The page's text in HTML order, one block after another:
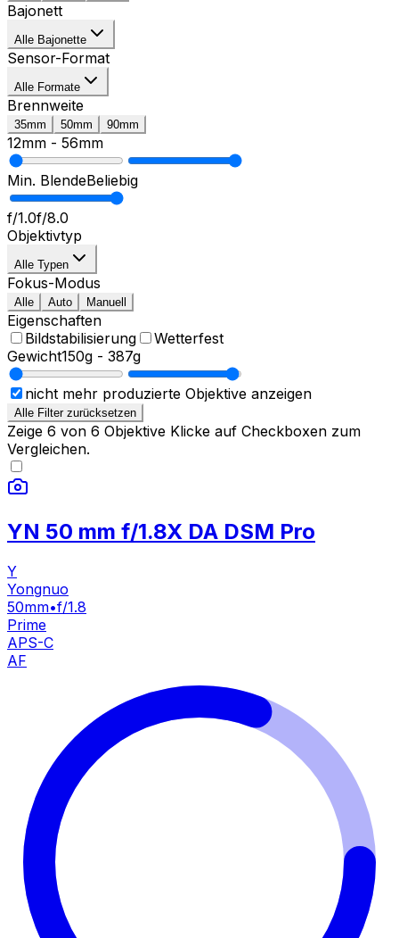
Bajonett
Alle Bajonette
Sensor-Format
Alle Formate
Brennweite
35mm 50mm 90mm
12mm - 56mm
Min. BlendeBeliebig
f/1.0f/8.0
Objektivtyp
Alle Typen
Fokus-Modus
Alle Auto Manuell
Eigenschaften
Bildstabilisierung
Wetterfest
Gewicht150g - 387g
nicht mehr produzierte Objektive anzeigen
Alle Filter zurücksetzen
Zeige 6 von 6 Objektive Klicke auf Checkboxen zum
Vergleichen.
YN 50 mm f/1.8X DA DSM Pro
Y
Yongnuo
50mm•f/1.8
Prime
APS-C
AF